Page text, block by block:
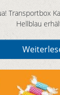
Transportbox
Hellblau